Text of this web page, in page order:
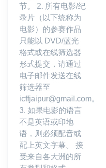
节。 2. 所有电影/纪
录片（以下统称为
电影）的参赛作品
只能以 DVD/蓝光
格式或在线筛选器
形式提交，请通过
电子邮件发送在线
筛选器至
icffjaipur@gmail.com。
3. 如果电影的语言
不是英语或印地
语，则必须配音或
配上英文字幕。 接
受来自各大洲的所